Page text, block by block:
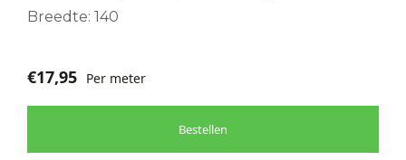
Breedte: 140
€17,95 Per meter
Bestellen